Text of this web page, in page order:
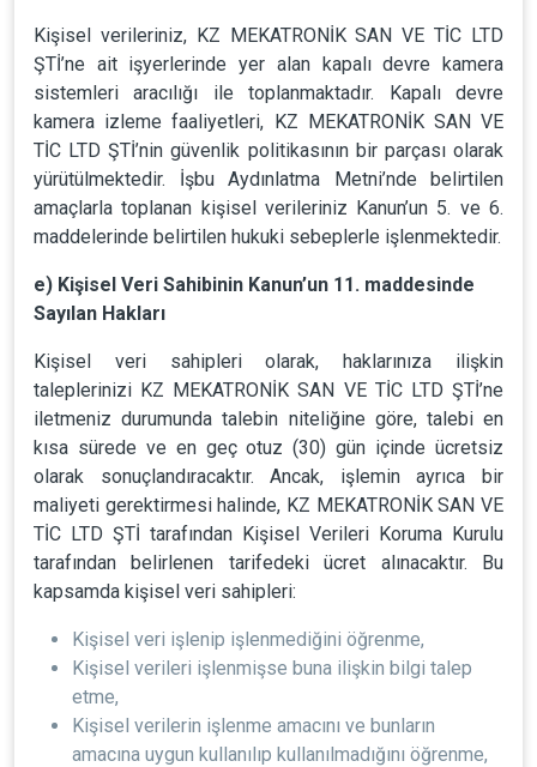
Kişisel verileriniz, KZ MEKATRONİK SAN VE TİC LTD
ŞTİ’ne ait işyerlerinde yer alan kapalı devre kamera
sistemleri aracılığı ile toplanmaktadır. Kapalı devre
kamera izleme faaliyetleri, KZ MEKATRONİK SAN VE
TİC LTD ŞTİ’nin güvenlik politikasının bir parçası olarak
yürütülmektedir. İşbu Aydınlatma Metni’nde belirtilen
amaçlarla toplanan kişisel verileriniz Kanun’un 5. ve 6.
maddelerinde belirtilen hukuki sebeplerle işlenmektedir.
e) Kişisel Veri Sahibinin Kanun’un 11. maddesinde
Sayılan Hakları
Kişisel veri sahipleri olarak, haklarınıza ilişkin
taleplerinizi KZ MEKATRONİK SAN VE TİC LTD ŞTİ’ne
iletmeniz durumunda talebin niteliğine göre, talebi en
kısa sürede ve en geç otuz (30) gün içinde ücretsiz
olarak sonuçlandıracaktır. Ancak, işlemin ayrıca bir
maliyeti gerektirmesi halinde, KZ MEKATRONİK SAN VE
TİC LTD ŞTİ tarafından Kişisel Verileri Koruma Kurulu
tarafından belirlenen tarifedeki ücret alınacaktır. Bu
kapsamda kişisel veri sahipleri:
Kişisel veri işlenip işlenmediğini öğrenme,
Kişisel verileri işlenmişse buna ilişkin bilgi talep
etme,
Kişisel verilerin işlenme amacını ve bunların
amacına uygun kullanılıp kullanılmadığını öğrenme,